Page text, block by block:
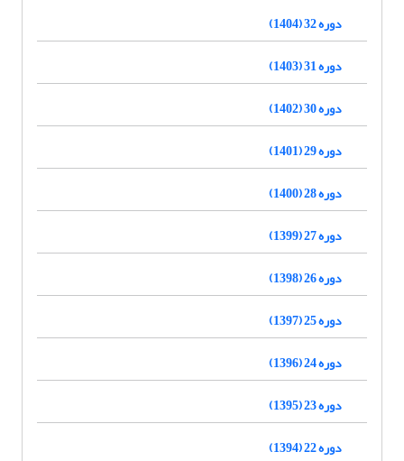
دوره 32 (1404)
دوره 31 (1403)
دوره 30 (1402)
دوره 29 (1401)
دوره 28 (1400)
دوره 27 (1399)
دوره 26 (1398)
دوره 25 (1397)
دوره 24 (1396)
دوره 23 (1395)
دوره 22 (1394)